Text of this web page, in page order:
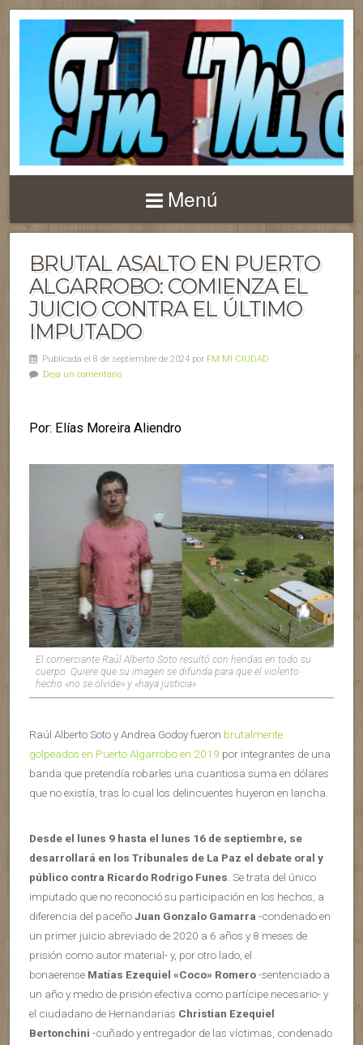
Menú
BRUTAL ASALTO EN PUERTO
ALGARROBO: COMIENZA EL
JUICIO CONTRA EL ÚLTIMO
IMPUTADO
Publicada el 8 de septiembre de 2024 por FM MI CIUDAD
Deja un comentario
Por: Elías Moreira Aliendro
El comerciante Raúl Alberto Soto resultó con heridas en todo su
cuerpo. Quiere que su imagen se difunda para que el violento
hecho «no se olvide» y «haya justicia»
Raúl Alberto Soto y Andrea Godoy fueron brutalmente
golpeados en Puerto Algarrobo en 2019 por integrantes de una
banda que pretendía robarles una cuantiosa suma en dólares
que no existía, tras lo cual los delincuentes huyeron en lancha.
Desde el lunes 9 hasta el lunes 16 de septiembre, se
desarrollará en los Tribunales de La Paz el debate oral y
público contra Ricardo Rodrigo Funes . Se trata del único
imputado que no reconoció su participación en los hechos, a
diferencia del paceñoJuan Gonzalo Gamarra -condenado en
un primer juicio abreviado de 2020 a 6 años y 8 meses de
prisión como autor material- y, por otro lado, el
bonaerense Matías Ezequiel «Coco» Romero-sentenciado a
un año y medio de prisión efectiva como partícipe necesario- y
el ciudadano de Hernandarias Christian Ezequiel
Bertonchini -cuñado y entregador de las víctimas, condenado